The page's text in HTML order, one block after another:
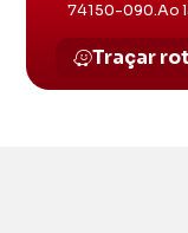
74150-090.Ao
Traçar